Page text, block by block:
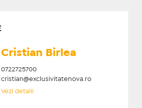
Cristian ​Birlea
0722725700
cristian@exclusivitatenova.ro
Vezi detalii